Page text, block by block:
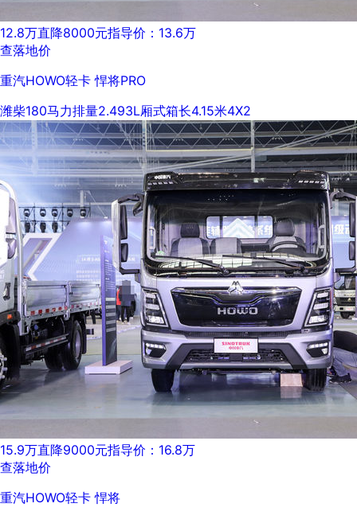
12.8万直降8000元指导价：13.6万
查落地价
重汽HOWO轻卡 悍将PRO
潍柴180马力排量2.493L厢式箱长4.15米4X2
15.9万直降9000元指导价：16.8万
查落地价
重汽HOWO轻卡 悍将